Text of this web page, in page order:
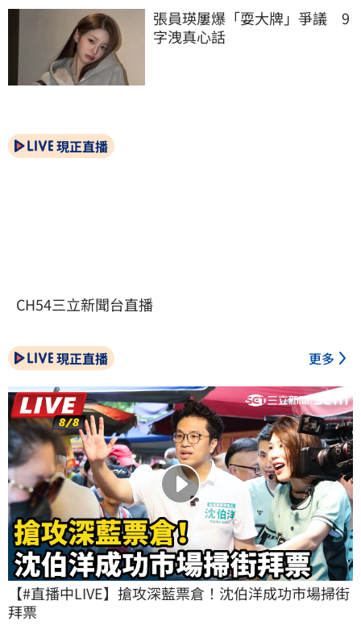
張員瑛屢爆「耍大牌」爭議　9
字洩真心話
現正直播
CH54三立新聞台直播
現正直播 更多
【#直播中LIVE】搶攻深藍票倉！沈伯洋成功市場掃街
拜票